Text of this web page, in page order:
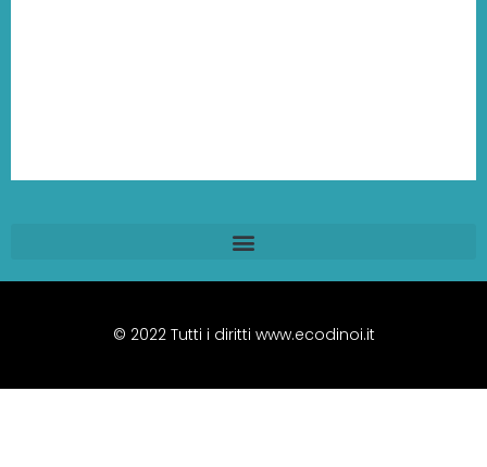
© 2022 Tutti i diritti www.ecodinoi.it